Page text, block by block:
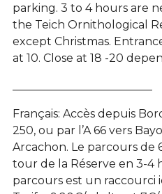
parking. 3 to 4 hours are
the Teich Ornithological
except Christmas.
at 10. Close at 18 -20
Français: Accès depuis
250, ou par l’A 66 vers
Arcachon. Le parcours de
tour de la Réserve en 3-4
parcours est un raccourci